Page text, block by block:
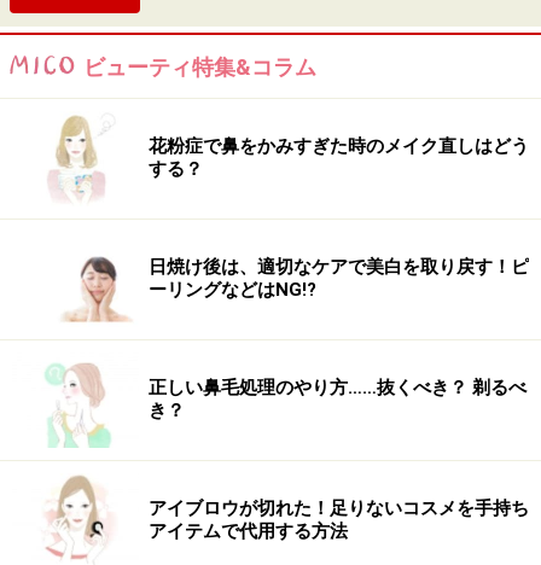
ビューティ特集&コラム
花粉症で鼻をかみすぎた時のメイク直しはどう
する？
日焼け後は、適切なケアで美白を取り戻す！ピ
ーリングなどはNG!?
正しい鼻毛処理のやり方……抜くべき？ 剃るべ
き？
アイブロウが切れた！足りないコスメを手持ち
アイテムで代用する方法